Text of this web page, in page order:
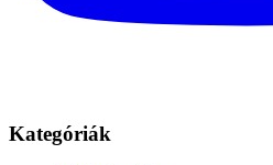
Kategóriák